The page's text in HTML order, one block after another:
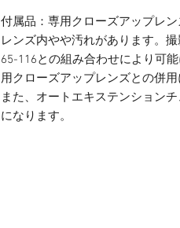
付属品：専用クローズアップレ
レンズ内やや汚れがあります。
65-116との組み合わせにより可
用クローズアップレンズとの併用
また、オートエキステンション
になります。